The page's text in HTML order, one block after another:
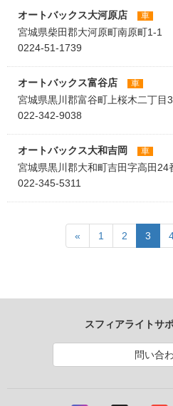
オートバックス大河原店 車
宮城県柴田郡大河原町南原町1-1
0224-51-1739
オートバックス富谷店 車
宮城県黒川郡富谷町上桜木二丁目
022-342-9038
オートバックス大和吉岡 車
宮城県黒川郡大和町吉田字高田24
022-345-5311
« 1 2 3
スフィアライトサ
問い合